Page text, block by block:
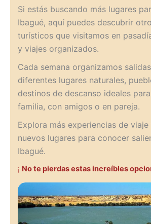
Si estás buscando más lugares
Ibagué, aquí puedes descubrir
turísticos que visitamos en
y viajes organizados.
Cada semana organizamos
diferentes lugares naturales,
destinos de descanso ideales
familia, con amigos o en pareja.
Explora más experiencias de
nuevos lugares para conocer
Ibagué.
¡ No te pierdas estas increíbles